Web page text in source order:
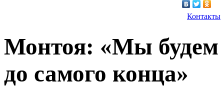
Контакты
Монтоя: «Мы будем
до самого конца»